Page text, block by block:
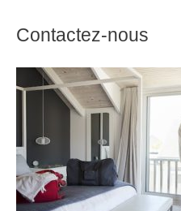
Contactez-nous